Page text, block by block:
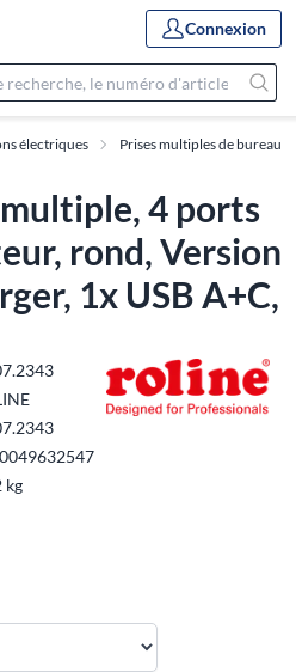
Connexion
électriques Prises multiples de bureau
4 ports
rond, Version
1x USB A+C,
kg